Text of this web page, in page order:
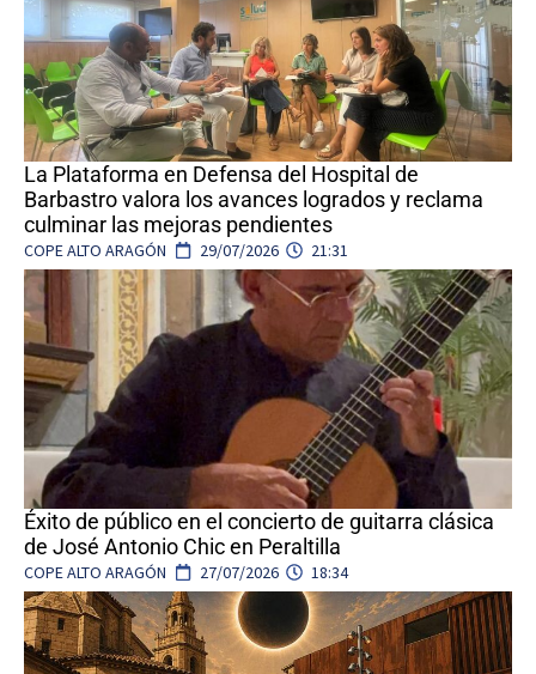
La Plataforma en Defensa del Hospital de
Barbastro valora los avances logrados y reclama
culminar las mejoras pendientes
COPE ALTO ARAGÓN 29/07/2026 21:31
Éxito de público en el concierto de guitarra clásica
de José Antonio Chic en Peraltilla
COPE ALTO ARAGÓN 27/07/2026 18:34